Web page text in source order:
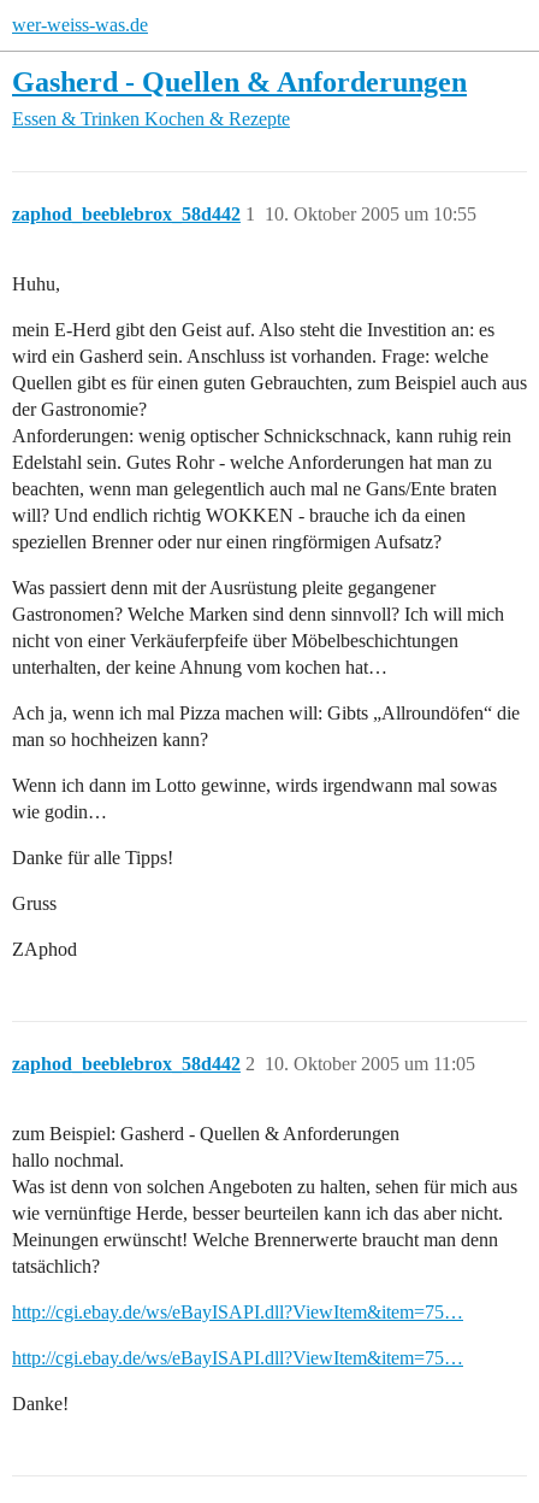
wer-weiss-was.de
Gasherd - Quellen & Anforderungen
Essen & Trinken Kochen & Rezepte
zaphod_beeblebrox_58d442 10. Oktober 2005 um 10:55
1
Huhu,
mein E-Herd gibt den Geist auf. Also steht die Investition an: es
wird ein Gasherd sein. Anschluss ist vorhanden. Frage: welche
Quellen gibt es für einen guten Gebrauchten, zum Beispiel auch aus
der Gastronomie?
Anforderungen: wenig optischer Schnickschnack, kann ruhig rein
Edelstahl sein. Gutes Rohr - welche Anforderungen hat man zu
beachten, wenn man gelegentlich auch mal ne Gans/Ente braten
will? Und endlich richtig WOKKEN - brauche ich da einen
speziellen Brenner oder nur einen ringförmigen Aufsatz?
Was passiert denn mit der Ausrüstung pleite gegangener
Gastronomen? Welche Marken sind denn sinnvoll? Ich will mich
nicht von einer Verkäuferpfeife über Möbelbeschichtungen
unterhalten, der keine Ahnung vom kochen hat…
Ach ja, wenn ich mal Pizza machen will: Gibts „Allroundöfen“ die
man so hochheizen kann?
Wenn ich dann im Lotto gewinne, wirds irgendwann mal sowas
wie godin…
Danke für alle Tipps!
Gruss
ZAphod
zaphod_beeblebrox_58d442 10. Oktober 2005 um 11:05
2
zum Beispiel: Gasherd - Quellen & Anforderungen
hallo nochmal.
Was ist denn von solchen Angeboten zu halten, sehen für mich aus
wie vernünftige Herde, besser beurteilen kann ich das aber nicht.
Meinungen erwünscht! Welche Brennerwerte braucht man denn
tatsächlich?
http://cgi.ebay.de/ws/eBayISAPI.dll?ViewItem&item=75…
http://cgi.ebay.de/ws/eBayISAPI.dll?ViewItem&item=75…
Danke!